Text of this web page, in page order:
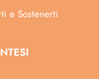
e Sostenerti